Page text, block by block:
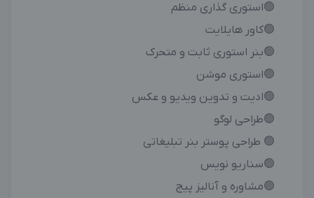
🟢استوری گذاری منظم
🟢کاور هایلایت
🟢بنر استوری ثابت و متحرک
🟢استوری موشن
🟢ادیت و تدوین ویدیو و عکس
🟢طراحی لوگو
🟢 طراحی پوستر بنر تبلیغاتی
🟢سناریو نویس
🟢مشاوره و آنالیز پیج